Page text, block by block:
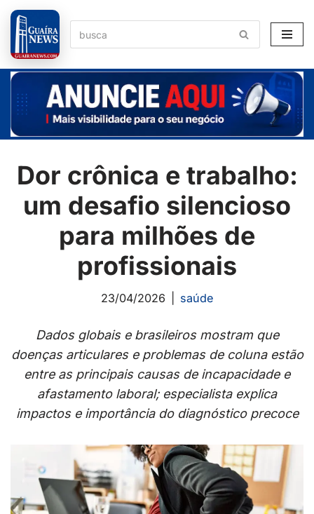
Pular
para
o
conteúdo
Dor crônica e trabalho:
um desafio silencioso
para milhões de
profissionais
23/04/2026 saúde
Dados globais e brasileiros mostram que
doenças articulares e problemas de coluna estão
entre as principais causas de incapacidade e
afastamento laboral; especialista explica
impactos e importância do diagnóstico precoce